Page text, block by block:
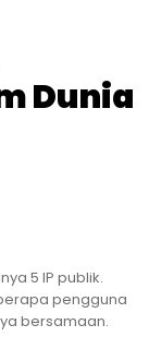
Dunia
5 IP publik.
pengguna
bersamaan.